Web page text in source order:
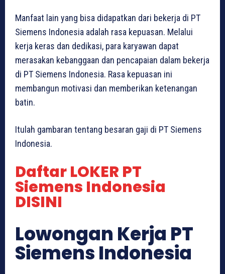
Manfaat lain yang bisa didapatkan dari bekerja di PT
Siemens Indonesia adalah rasa kepuasan. Melalui
kerja keras dan dedikasi, para karyawan dapat
merasakan kebanggaan dan pencapaian dalam bekerja
di PT Siemens Indonesia. Rasa kepuasan ini
membangun motivasi dan memberikan ketenangan
batin.
Itulah gambaran tentang besaran gaji di PT Siemens
Indonesia.
Daftar LOKER PT
Siemens Indonesia
DISINI
Lowongan Kerja PT
Siemens Indonesia